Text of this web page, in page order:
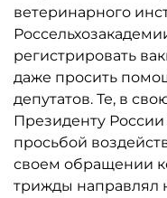
ветеринарного
регистрировать
даже просить
депутатов. Те, в
Президенту
просьбой
своем обращении
трижды направлял